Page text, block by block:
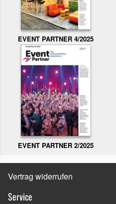
EVENT PARTNER 4/2025
EVENT PARTNER 2/2025
Vertrag widerrufen
Service